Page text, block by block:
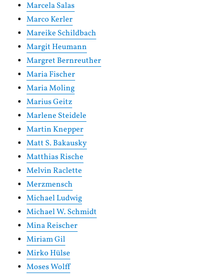
Marcela Salas
Marco Kerler
Mareike Schildbach
Margit Heumann
Margret Bernreuther
Maria Fischer
Maria Moling
Marius Geitz
Marlene Steidele
Martin Knepper
Matt S. Bakausky
Matthias Rische
Melvin Raclette
Merzmensch
Michael Ludwig
Michael W. Schmidt
Mina Reischer
Miriam Gil
Mirko Hülse
Moses Wolff